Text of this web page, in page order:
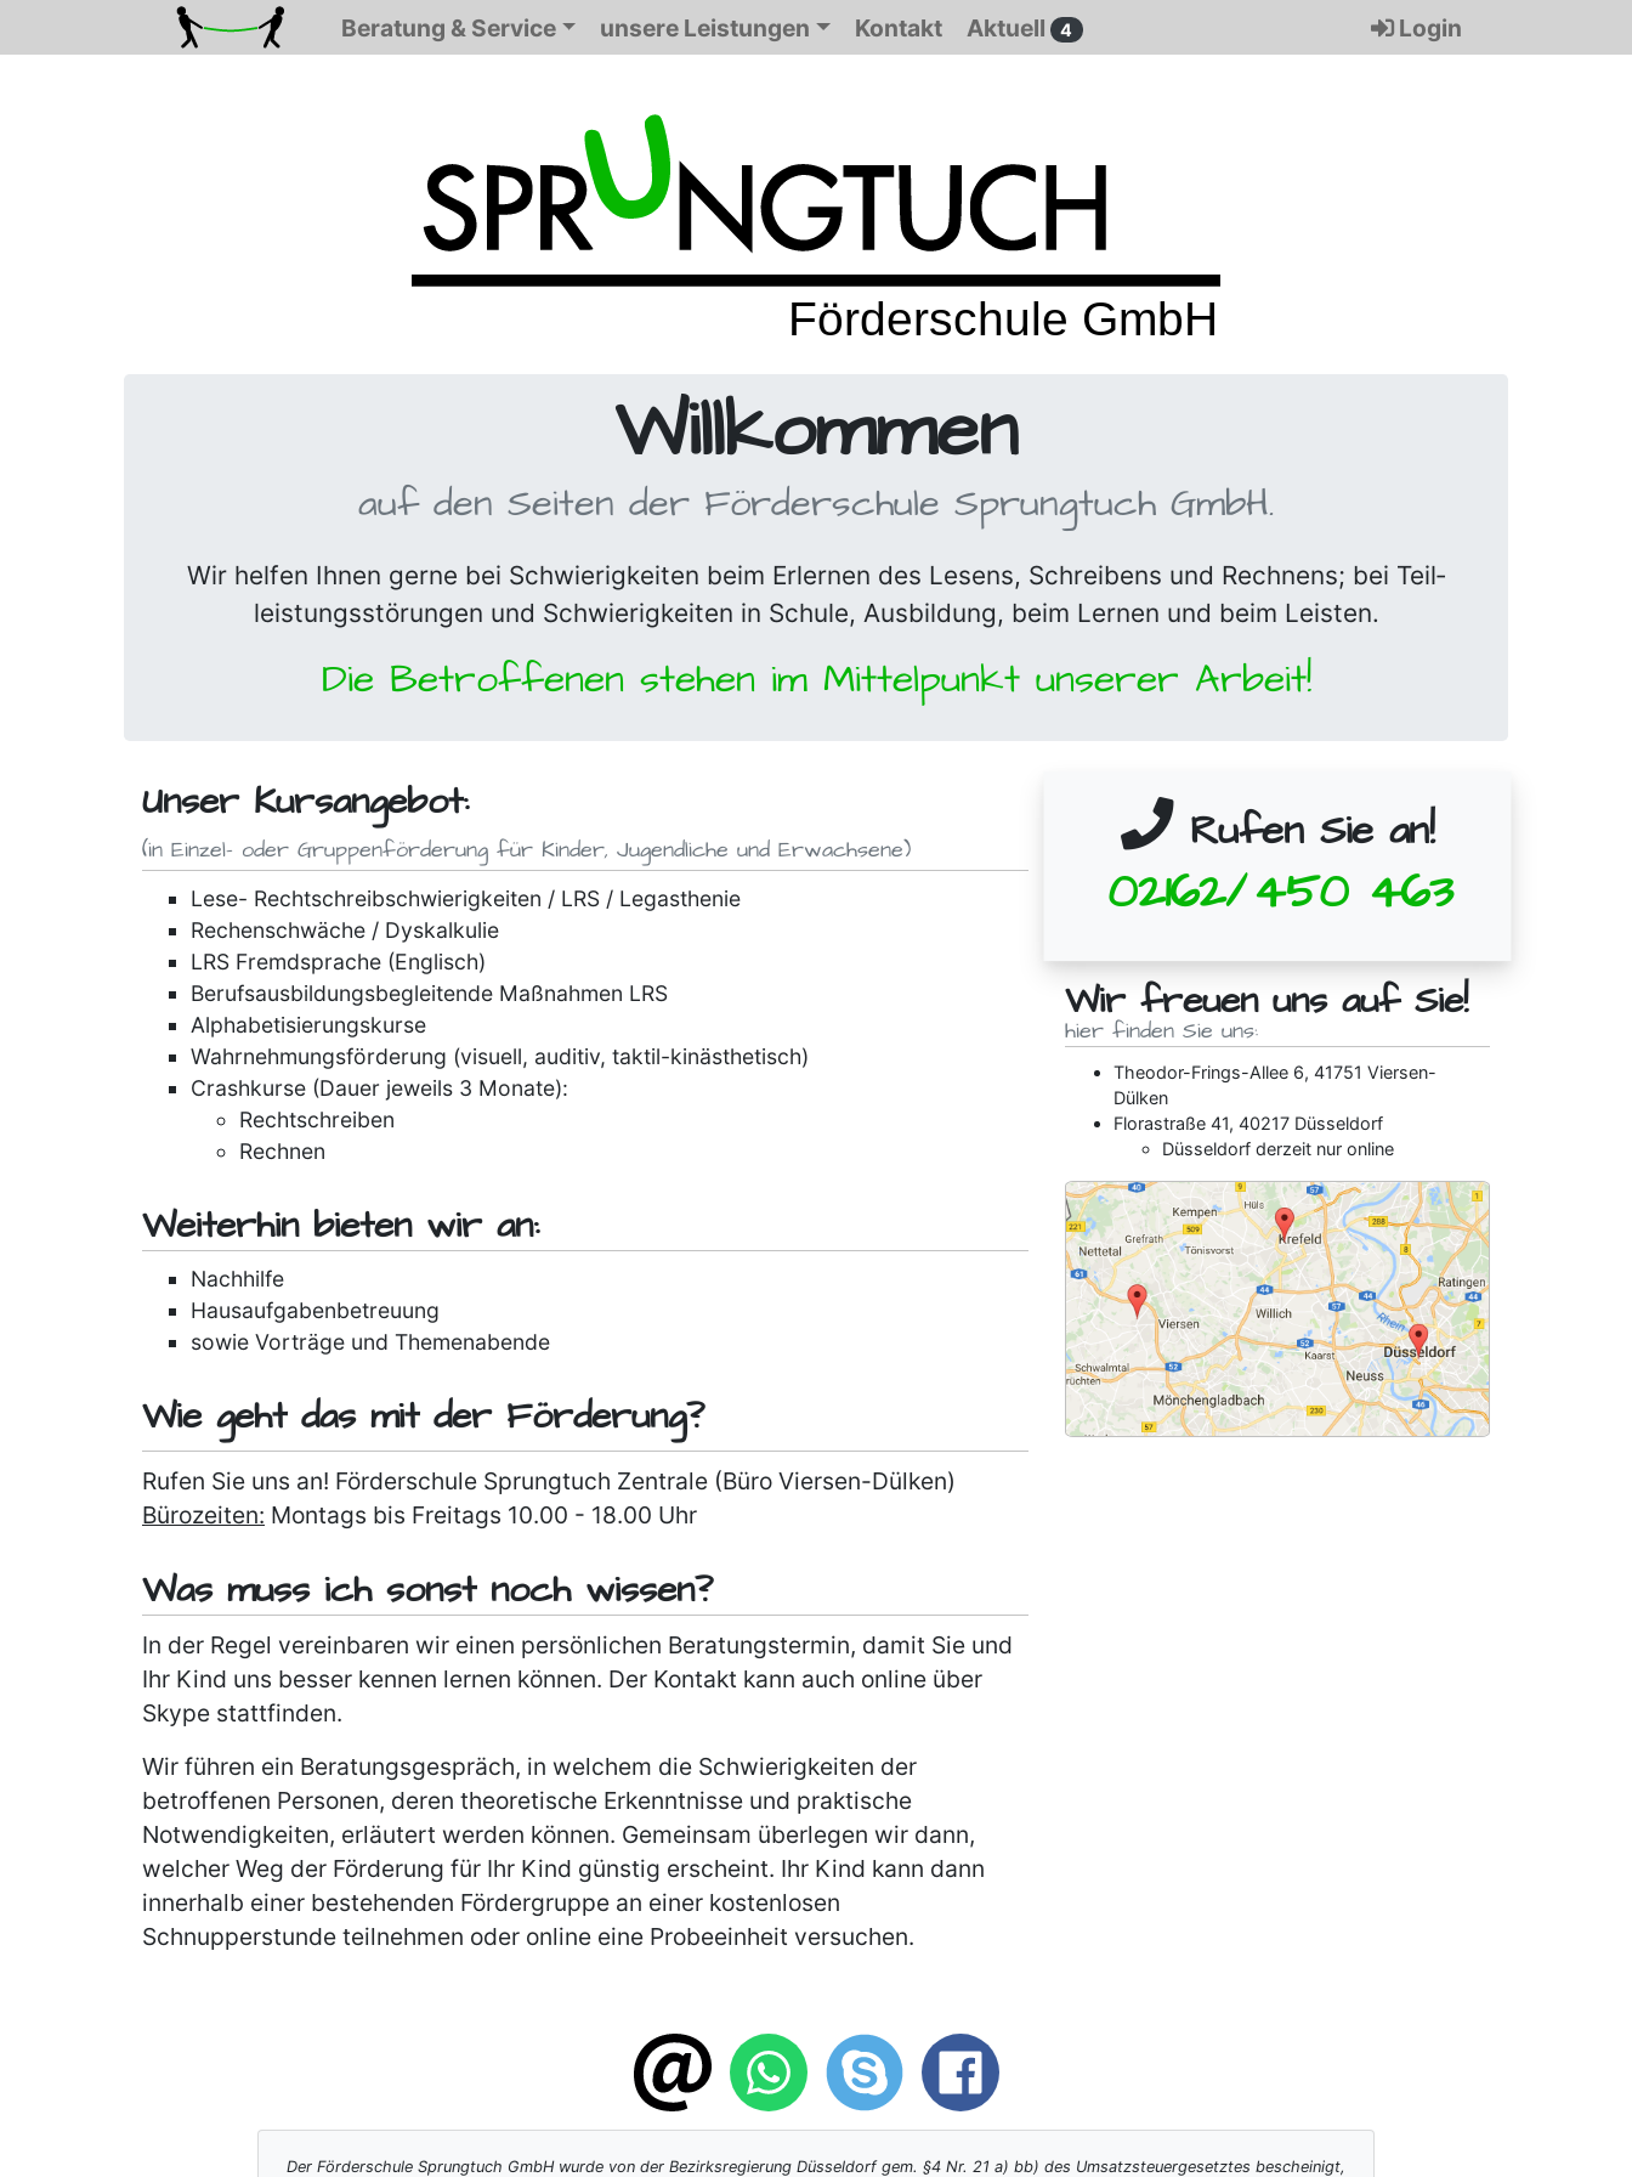
Beratung & Service unsere Leistungen Kontakt Aktuell 4 Login
Will­kommen
auf den Seiten der Förder­schule Sprung­tuch GmbH.
Wir helfen Ihnen gerne bei Schwierig­keiten beim Erlernen des Lesens, Schreibens und Rechnens; bei Teil­
leistungs­störungen und Schwierig­keiten in Schule, Aus­bildung, beim Lernen und beim Leisten.
Die Betroffenen stehen im Mittelpunkt unserer Arbeit!
Unser Kursangebot:
(in Einzel- oder Gruppenförderung für Kinder, Jugendliche und Erwachsene)
Lese- Rechtschreib­schwierigkeiten / LRS / Legasthenie
Rechenschwäche / Dyskalkulie
LRS Fremdsprache (Englisch)
Berufs­ausbildungs­begleitende Maßnahmen LRS
Alpha­betisierungs­kurse
Wahrnehmungs­förderung (visuell, auditiv, taktil-kinästhetisch)
Crashkurse (Dauer jeweils 3 Monate):
Rechtschreiben
Rechnen
Weiterhin bieten wir an:
Nachhilfe
Hausaufgaben­betreuung
sowie Vorträge und Themenabende
Wie geht das mit der Förderung?
Rufen Sie uns an! Förderschule Sprungtuch Zentrale (Büro Viersen-Dülken)
Bürozeiten: Montags bis Freitags 10.00 - 18.00 Uhr
Was muss ich sonst noch wissen?
In der Regel vereinbaren wir einen persönlichen Beratungstermin, damit Sie und
Ihr Kind uns besser kennen lernen können. Der Kontakt kann auch online über
Skype stattfinden.
Wir führen ein Beratungsgespräch, in welchem die Schwierigkeiten der
betroffenen Personen, deren theoretische Erkenntnisse und praktische
Notwendigkeiten, erläutert werden können. Gemeinsam überlegen wir dann,
welcher Weg der Förderung für Ihr Kind günstig erscheint. Ihr Kind kann dann
innerhalb einer bestehenden Fördergruppe an einer kostenlosen
Schnupperstunde teilnehmen oder online eine Probeeinheit versuchen.
Rufen Sie an!
02162/450 463
Wir freuen uns auf Sie!
hier finden Sie uns:
Theodor-Frings-Allee 6, 41751 Viersen-
Dülken
Florastraße 41, 40217 Düsseldorf
Düsseldorf derzeit nur online
Der Förderschule Sprungtuch GmbH wurde von der Bezirksregierung Düsseldorf gem. §4 Nr. 21 a) bb) des Umsatz­steuer­gesetztes bescheinigt,